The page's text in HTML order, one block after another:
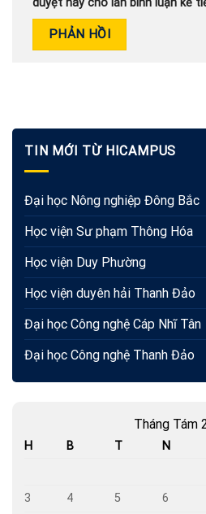
TIN MỚI TỪ HICAMPUS
Đại học Nông nghiệp Đông Bắc
Học viện Sư phạm Thông Hóa
Học viện Duy Phường
Học viện duyên hải Thanh Đảo
Đại học Công nghệ Cáp Nhĩ Tân
Đại học Công nghệ Thanh Đảo
Tháng Tám
H B T N
3
4 5 6